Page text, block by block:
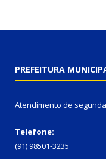
PREFEITURA
Atendimento de
Telefone:
(91) 98501-3235